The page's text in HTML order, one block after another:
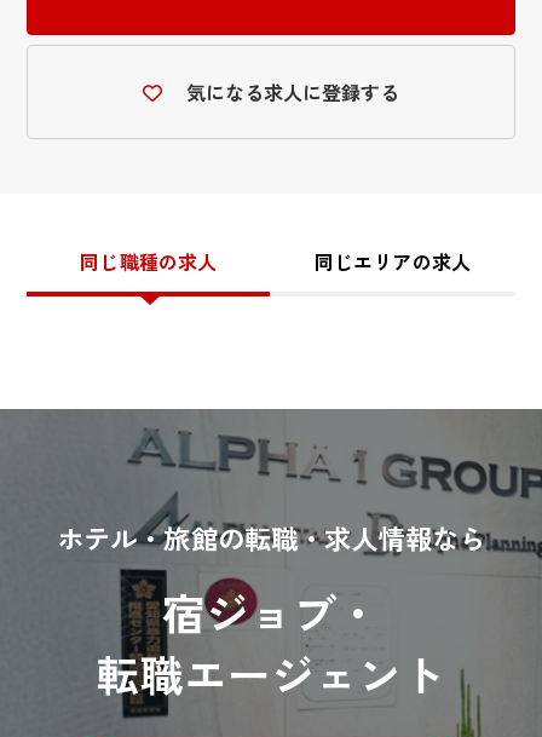
気になる求人に登録する
同じ職種の求人 同じエリアの求人
ホテル・旅館の転職・求人情報なら
宿ジョブ・
転職エージェント